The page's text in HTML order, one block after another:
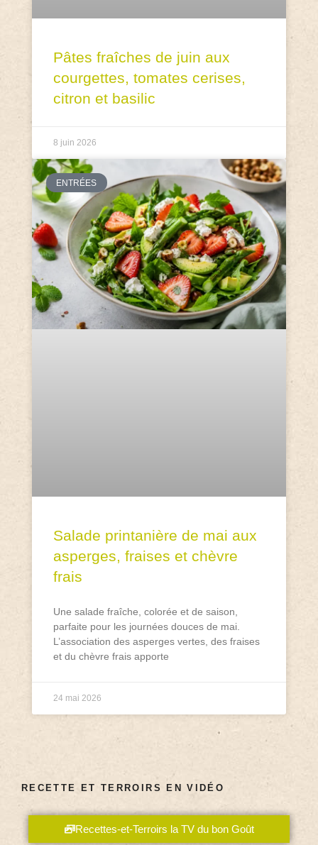
Pâtes fraîches de juin aux
courgettes, tomates cerises,
citron et basilic
8 juin 2026
ENTRÉES
Salade printanière de mai aux
asperges, fraises et chèvre
frais
Une salade fraîche, colorée et de saison,
parfaite pour les journées douces de mai.
L’association des asperges vertes, des fraises
et du chèvre frais apporte
24 mai 2026
RECETTE ET TERROIRS EN VIDÉO
Recettes-et-Terroirs la TV du bon Goût